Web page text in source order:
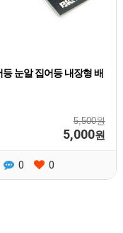
눈알 집어등 내장형 배
5,500원
5,000원
0 0